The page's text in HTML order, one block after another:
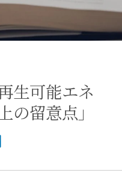
生可能エネ
の留意点」